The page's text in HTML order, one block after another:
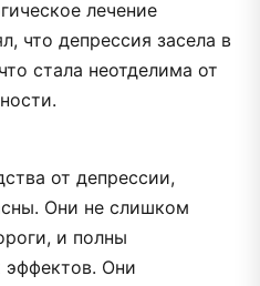
лечение
что депрессия засела в
стала неотделима от
от депрессии,
Они не слишком
и полны
эффектов. Они